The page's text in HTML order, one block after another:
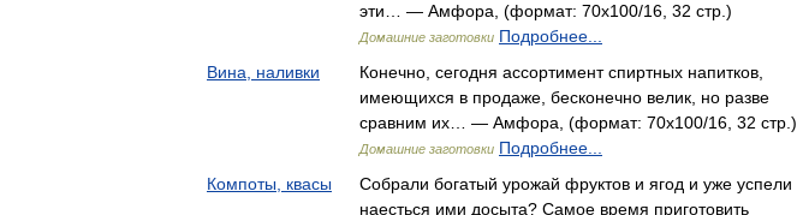
эти… — Амфора, (формат: 70x100/16, 32 стр.)
Домашние заготовки Подробнее...
Вина, наливки
Конечно, сегодня ассортимент спиртных напитков,
имеющихся в продаже, бесконечно велик, но разве
сравним их… — Амфора, (формат: 70x100/16, 32 стр.)
Домашние заготовки Подробнее...
Компоты, квасы
Собрали богатый урожай фруктов и ягод и уже успели
наесться ими досыта? Самое время приготовить